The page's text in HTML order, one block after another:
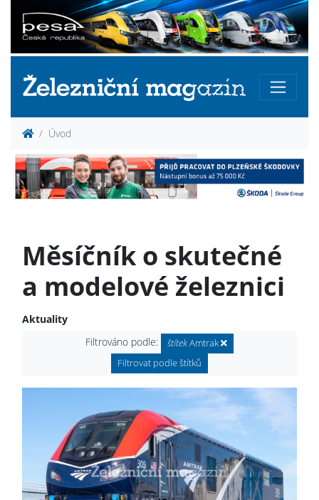
Úvod
Měsíčník o skutečné
a modelové železnici
Aktuality
Filtrováno podle:
štítekAmtrak
Filtrovat podle štítků